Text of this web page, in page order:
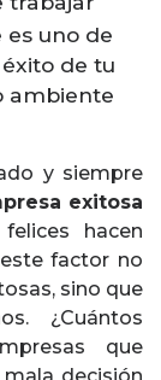
es uno de
de tu
ambiente
y siempre
exitosa
hacen
factor no
sino que
¿Cuántos
que